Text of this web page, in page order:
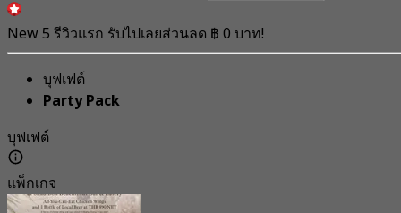
New 5 รีวิวแรก รับไปเลยส่วนลด ฿ 0 บาท!
บุฟเฟต์
Party Pack
บุฟเฟต์
แพ็กเกจ